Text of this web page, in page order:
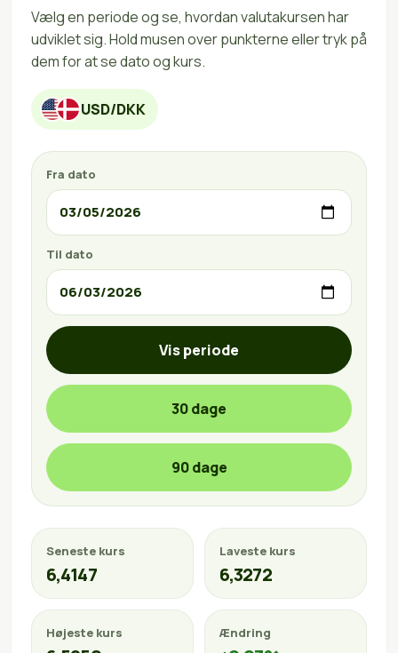
Vælg en periode og se, hvordan valutakursen har
udviklet sig. Hold musen over punkterne eller tryk på
dem for at se dato og kurs.
USD/DKK
Fra dato
Til dato
Vis periode
30 dage
90 dage
Seneste kurs
6,4147
Laveste kurs
6,3272
Højeste kurs Ændring